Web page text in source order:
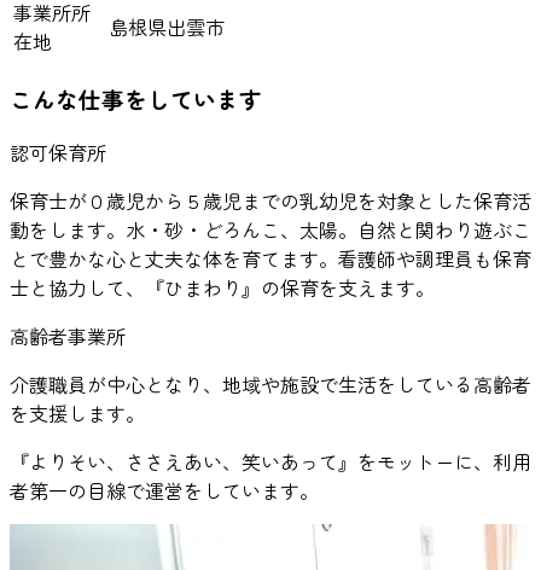
事業所所
在地
島根県出雲市
こんな仕事をしています
認可保育所
保育士が０歳児から５歳児までの乳幼児を対象とした保育活
動をします。水・砂・どろんこ、太陽。自然と関わり遊ぶこ
とで豊かな心と丈夫な体を育てます。看護師や調理員も保育
士と協力して、『ひまわり』の保育を支えます。
高齢者事業所
介護職員が中心となり、地域や施設で生活をしている高齢者
を支援します。
『よりそい、ささえあい、笑いあって』をモットーに、利用
者第一の目線で運営をしています。